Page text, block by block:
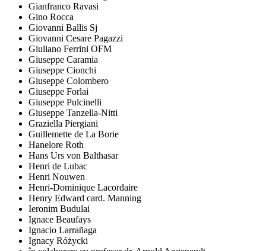
Gianfranco Ravasi
Gino Rocca
Giovanni Ballis Sj
Giovanni Cesare Pagazzi
Giuliano Ferrini OFM
Giuseppe Caramia
Giuseppe Cionchi
Giuseppe Colombero
Giuseppe Forlai
Giuseppe Pulcinelli
Giuseppe Tanzella-Nitti
Graziella Piergiani
Guillemette de La Borie
Hanelore Roth
Hans Urs von Balthasar
Henri de Lubac
Henri Nouwen
Henri-Dominique Lacordaire
Henry Edward card. Manning
Ieronim Budulai
Ignace Beaufays
Ignacio Larrañaga
Ignacy Różycki